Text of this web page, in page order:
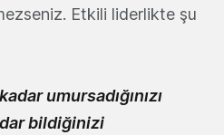
Etkili liderlikte şu
umursadığınızı
bildiğinizi